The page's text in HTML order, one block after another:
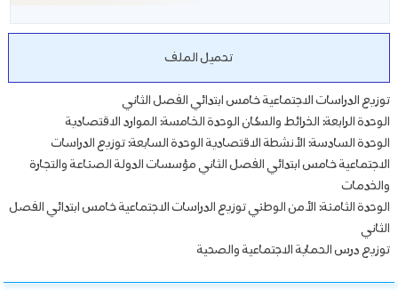
تحميل الملف
توزيع الدراسات الاجتماعية خامس ابتدائي الفصل الثاني
الوحدة الرابعة: الخرائط والسكان الوحدة الخامسة: الموارد الاقتصادية
الوحدة السادسة: الأنشطة الاقتصادية الوحدة السابعة: توزيع الدراسات
الاجتماعية خامس ابتدائي الفصل الثاني مؤسسات الدولة الصناعة والتجارة
والخدمات
الوحدة الثامنة: الأمن الوطني توزيع الدراسات الاجتماعية خامس ابتدائي الفصل
الثاني
توزيع درس الحماية الاجتماعية والصحية